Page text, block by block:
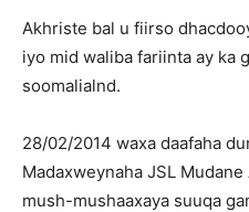
Akhriste bal u fiirso
iyo mid waliba fariinta ay ka
soomalialnd.
28/02/2014 waxa daafaha
Madaxweynaha JSL
mush-mushaaxaya suuqa